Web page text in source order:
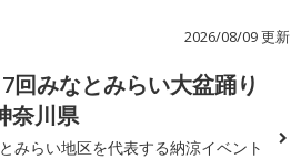
2026/08/09 更新
回みなとみらい大盆踊り
奈川県
みらい地区を代表する納涼イベント